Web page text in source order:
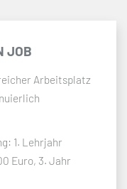
JOB
Arbeitsplatz
1. Lehrjahr
Euro, 3. Jahr